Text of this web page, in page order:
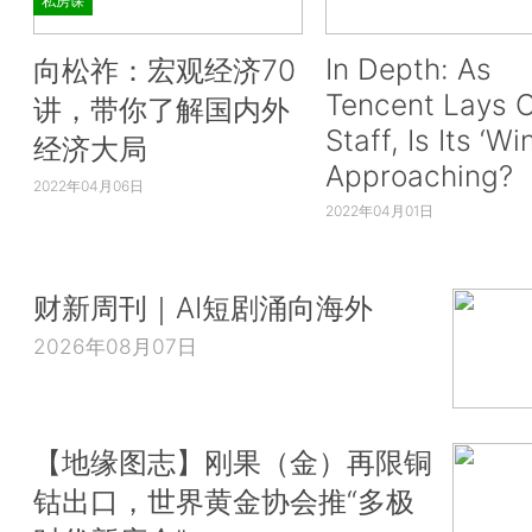
向松祚：宏观经济70
讲，带你了解国内外
经济大局
2022年04月06日
In Depth: As
Tencent Lays
Staff, Is Its
Approaching?
2022年04月01日
财新周刊｜AI短剧涌向海外
2026年08月07日
【地缘图志】刚果（金）再限铜
钴出口，世界黄金协会推“多极